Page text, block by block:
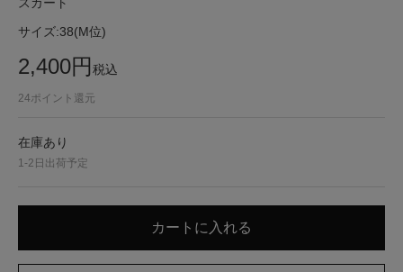
サイズ:38(M位)
2,400円税込
24ポイント還元
在庫あり
1-2日出荷予定